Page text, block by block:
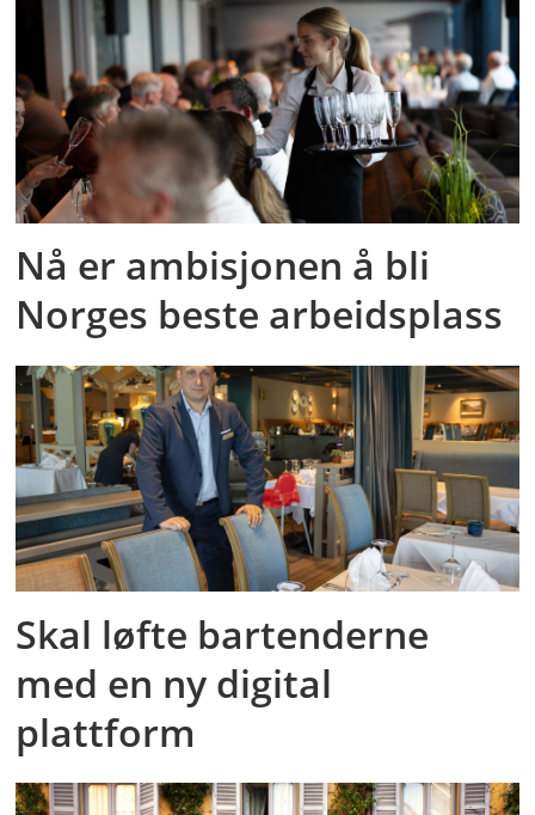
Nå er ambisjonen å bli
Norges beste arbeidsplass
Skal løfte bartenderne
med en ny digital
plattform